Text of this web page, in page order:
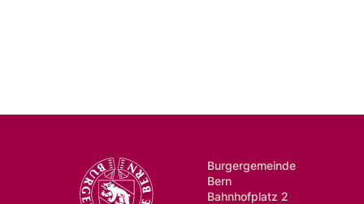
Burgergemeinde
Bern
Bahnhofplatz 2